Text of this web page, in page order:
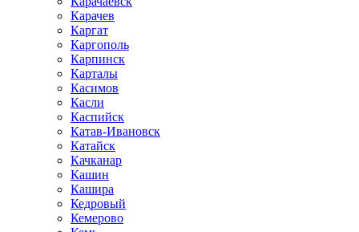
Карачев
Каргат
Каргополь
Карпинск
Карталы
Касимов
Касли
Каспийск
Катав-Ивановск
Катайск
Качканар
Кашин
Кашира
Кедровый
Кемерово